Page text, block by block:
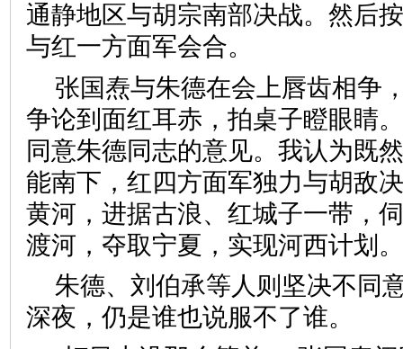
通静地区与胡宗南部决战。然后
与红一方面军会合。
张国焘与朱德在会上唇齿相争
争论到面红耳赤，拍桌子瞪眼睛
同意朱德同志的意见。我认为既
能南下，红四方面军独力与胡敌
黄河，进据古浪、红城子一带，
渡河，夺取宁夏，实现河西计划。
朱德、刘伯承等人则坚决不同
深夜，仍是谁也说服不了谁。